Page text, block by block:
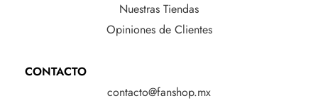
Nuestras Tiendas
Opiniones de Clientes
CONTACTO
contacto@fanshop.mx